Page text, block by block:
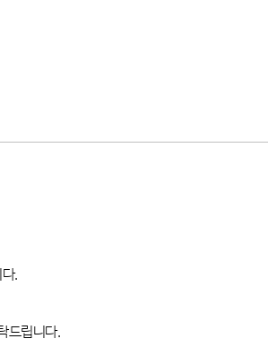
.
드립니다.